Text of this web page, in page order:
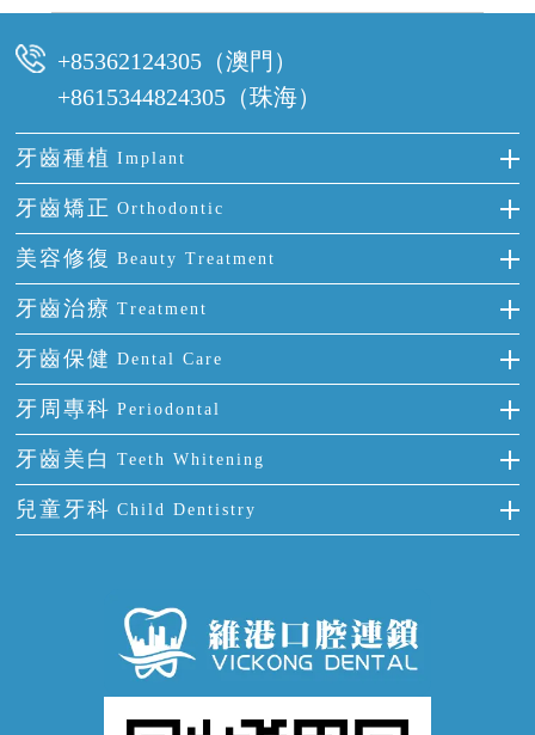
+85362124305（澳門）
+8615344824305（珠海）
牙齒種植 Implant
種牙
單顆牙缺失
門牙缺失
多顆牙缺失
半口缺失
全口缺失
牙齒矯正 Orthodontic
隱形箍牙
前牙反頜
牙齒擁擠
牙齒前突
牙齒稀疏
美容修復 Beauty Treatment
全瓷牙
烤瓷牙
氟斑牙
四環素牙
活動假牙
牙貼面
牙齒治療 Treatment
補牙
智齒
根管治療
拔牙
牙痛
牙齒保健 Dental Care
正確刷牙
全國愛牙日
預防牙病
牙科通識
牙周專科 Periodontal
牙周炎
牙齦出血
牙齦炎
牙齦萎縮
牙齒美白 Teeth Whitening
冷光美白
兒童牙科 Child Dentistry